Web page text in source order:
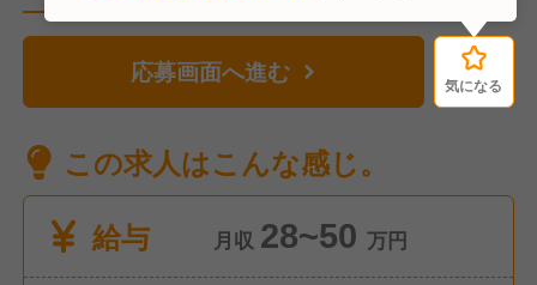
応募画面へ進む 気になる
この求人はこんな感じ。
給与
月収 28~50 万円
気になる